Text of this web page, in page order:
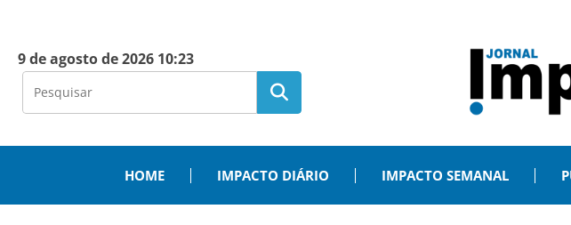
9 de agosto de 2026 10:23
HOME IMPACTO DIÁRIO IMPACTO SEMANAL